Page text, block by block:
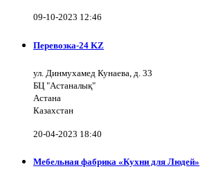
09-10-2023 12:46
Перевозка-24 KZ
ул. Динмухамед Кунаева, д. 33
БЦ "Астаналық"
Астана
Казахстан
20-04-2023 18:40
Мебельная фабрика «Кухни для Людей»